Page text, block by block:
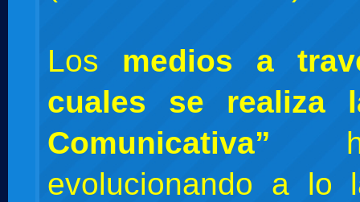
Los medios a
cuales se realiza
Comunicativa”
evolucionando a lo